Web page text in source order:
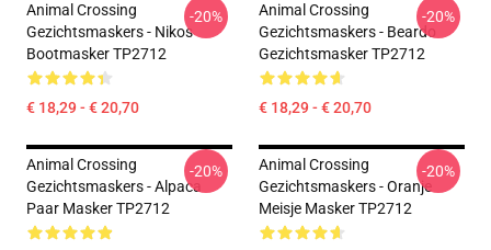
Animal Crossing
Gezichtsmaskers - Nikos
Bootmasker TP2712
€ 18,29 - € 20,70
-20%
Animal Crossing
Gezichtsmaskers - Beardo
Gezichtsmasker TP2712
€ 18,29 - € 20,70
-20%
Animal Crossing
Gezichtsmaskers - Alpaca
Paar Masker TP2712
-20%
Animal Crossing
Gezichtsmaskers - Oranje
Meisje Masker TP2712
-20%